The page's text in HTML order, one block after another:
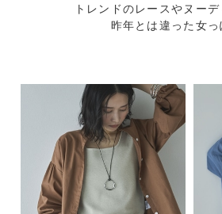
トレンドのレースやヌー
昨年とは違った女っ